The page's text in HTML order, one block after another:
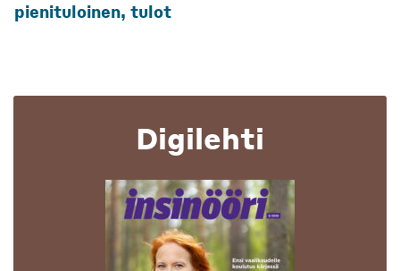
pienituloinen, tulot
Digilehti